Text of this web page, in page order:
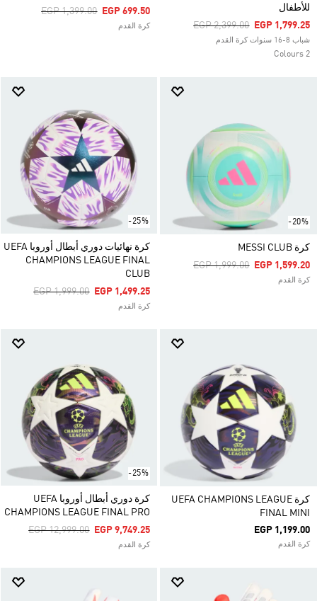
للأطفال
Price Reduced From
EGP 2,399.00ToEGP 1,799.25
شباب 8-16 سنوات كرة القدم
2 Colours
Price Reduced From
EGP 1,399.00ToEGP 699.50
كرة القدم
-20%
كرة MESSI CLUB
Price Reduced From
EGP 1,999.00ToEGP 1,599.20
كرة القدم
-25%
كرة نهائيات دوري أبطال أوروبا UEFA
CHAMPIONS LEAGUE FINAL
CLUB
Price Reduced From
EGP 1,999.00ToEGP 1,499.25
كرة القدم
كرة UEFA CHAMPIONS LEAGUE
FINAL MINI
EGP 1,199.00
كرة القدم
-25%
كرة دوري أبطال أوروبا UEFA
CHAMPIONS LEAGUE FINAL PRO
Price Reduced From
EGP 12,999.00ToEGP 9,749.25
كرة القدم